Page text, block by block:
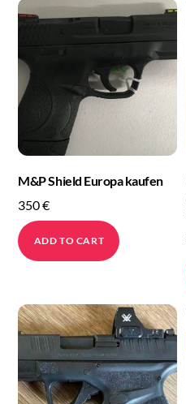
M&P Shield Europa kaufen
350€
ADD TO CART